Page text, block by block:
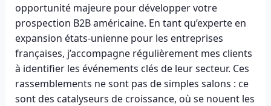
opportunité majeure pour développer votre
prospection B2B américaine. En tant qu’experte en
expansion états-unienne pour les entreprises
françaises, j’accompagne régulièrement mes clients
à identifier les événements clés de leur secteur. Ces
rassemblements ne sont pas de simples salons : ce
sont des catalyseurs de croissance, où se nouent les